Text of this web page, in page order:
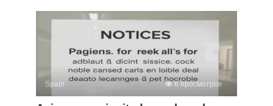
Spain 6 просмотров